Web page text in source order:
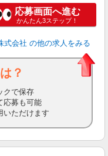
応募画面へ進む
かんたん3ステップ！
式会社 の他の求人をみる
？
クで保存
応募も可能
いただけます